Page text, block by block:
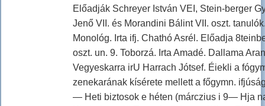
Előadják Schreyer István VEI, Stein-berger
Jenő VII. és Morandini Bálint VII. oszt.
Monológ. Irta ifj. Chathó Asrél. Előadja
oszt. un. 9. Toborzá. Irta Amadé. Dallama
Vegyeskarra irU Harrach Jótsef. Éiekli a
zenekarának kísérete mellett a főgymn.
— Heti biztosok e héten (márczius i 9— Hja